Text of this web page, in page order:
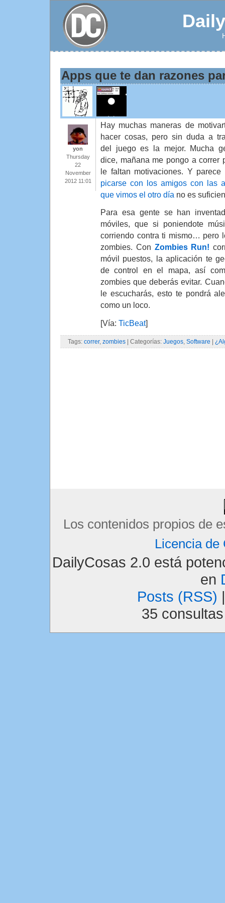
Apps que te dan razones
yon
Thursday
22
November
2012 11:01
Hay muchas maneras de
hacer cosas, pero sin duda a
del juego es la mejor. Mucha
dice, mañana me pongo a correr
le faltan motivaciones. Y parece
picarse con los amigos con las
que vimos el otro día no es
Para esa gente se han
móviles, que si poniendote
corriendo contra ti mismo… pero
zombies. Con Zombies Run!
móvil puestos, la aplicación te
de control en el mapa, así
zombies que deberás evitar.
le escucharás, esto te pondrá
como un loco.
[Vía: TicBeat]
Tags: correr, zombies | Categorías: Juegos, Software
Los contenidos propios de
Licencia de
DailyCosas 2.0 está
en
Posts (RSS)
35